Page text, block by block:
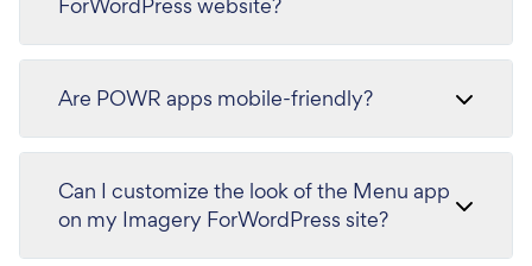
Are POWR apps mobile-friendly?
Can I customize the look of the Menu app
on my Imagery ForWordPress site?